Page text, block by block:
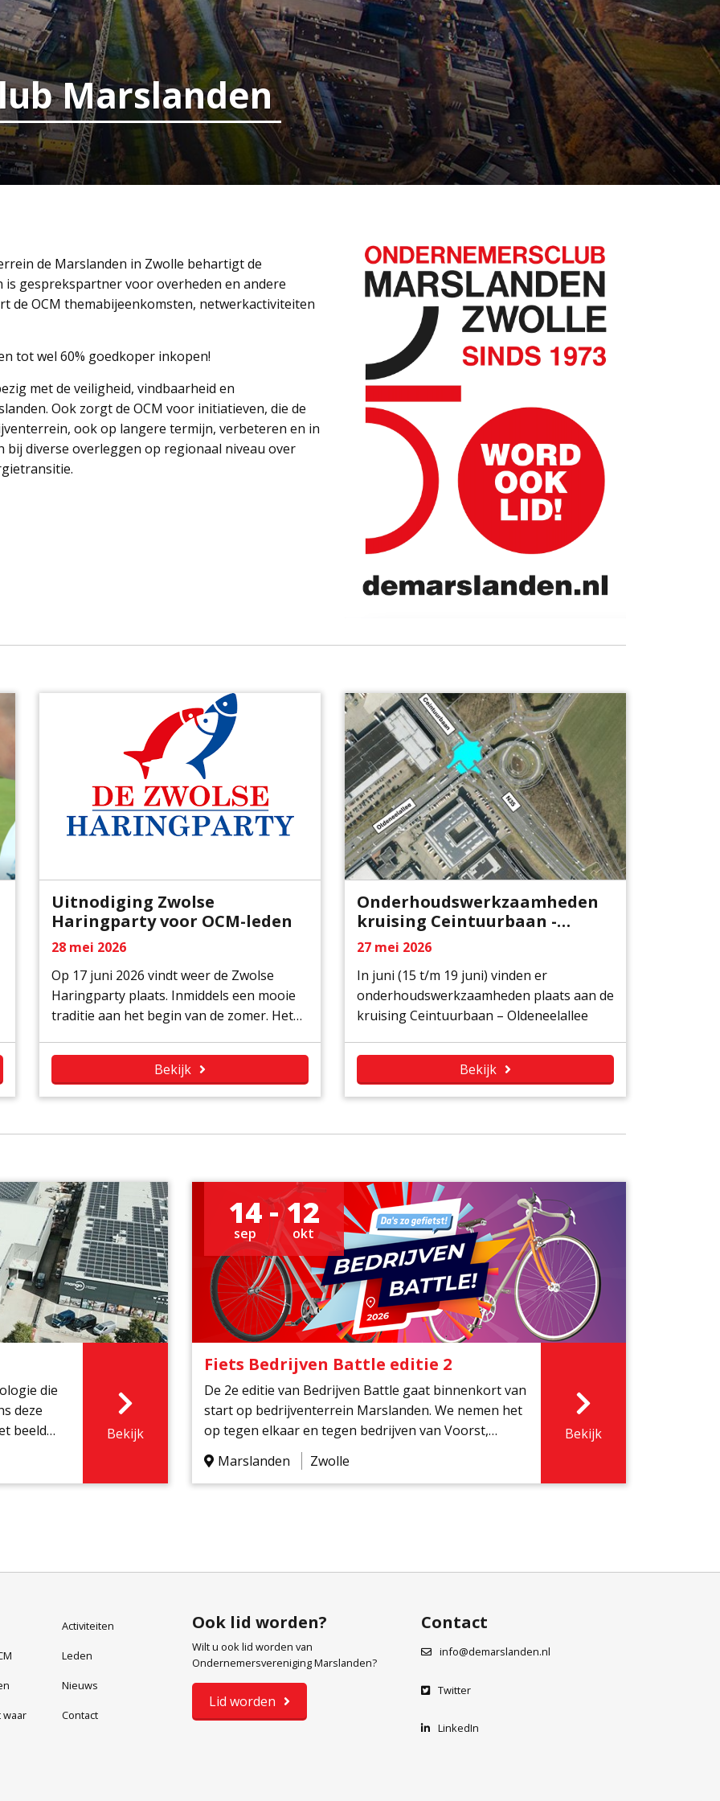
Marslanden
de Marslanden in Zwolle behartigt de
is gesprekspartner voor overheden en andere
de OCM themabijeenkomsten, netwerkactiviteiten
tot wel 60% goedkoper inkopen!
met de veiligheid, vindbaarheid en
Ook zorgt de OCM voor initiatieven, die de
ook op langere termijn, verbeteren en in
bij diverse overleggen op regionaal niveau over
Uitnodiging Zwolse
Haringparty voor OCM-leden
28 mei 2026
Op 17 juni 2026 vindt weer de Zwolse
Haringparty plaats. Inmiddels een mooie
traditie aan het begin van de zomer. Het
elkaar ontmoeten en ondertussen
bijdragen aan het goede doel. Dit jaar
zelfs drie goede doelen: Monicares
en IntermeZZo Zwolle.
Bekijk
Onderhoudswerkzaamheden
kruising Ceintuurbaan -
Oldeneelallee
27 mei 2026
In juni (15 t/m 19 juni) vinden er
onderhoudswerkzaamheden plaats aan de
kruising Ceintuurbaan – Oldeneelallee
Bekijk
die
deze
beeld
wordt
Bekijk
14
sep
12
okt
Fiets Bedrijven Battle editie 2
De 2e editie van Bedrijven Battle gaat binnenkort van
start op bedrijventerrein Marslanden. We nemen het
op tegen elkaar en tegen bedrijven van Voorst,
Hessenpoort en Het Blauwe Hart, de andere
ondernemersverenigingen van Zwolle!
Marslanden Zwolle
Bekijk
Activiteiten
Leden
Nieuws
waar Contact
Ook lid worden?
Wilt u ook lid worden van
Ondernemersvereniging Marslanden?
Lid worden
Contact
info@demarslanden.nl
Twitter
LinkedIn